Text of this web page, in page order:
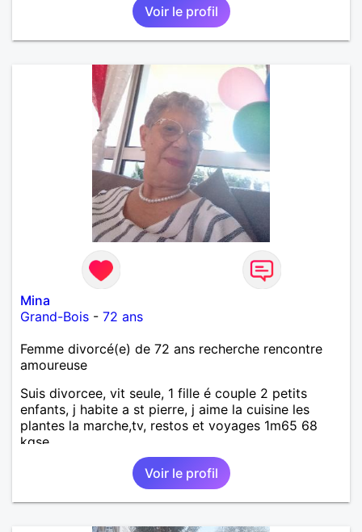
Voir le profil
Mina
Grand-Bois - 72 ans
Femme divorcé(e) de 72 ans recherche rencontre
amoureuse
Suis divorcee, vit seule, 1 fille é couple 2 petits
enfants, j habite a st pierre, j aime la cuisine les
plantes la marche,tv, restos et voyages 1m65 68
kgse
Voir le profil